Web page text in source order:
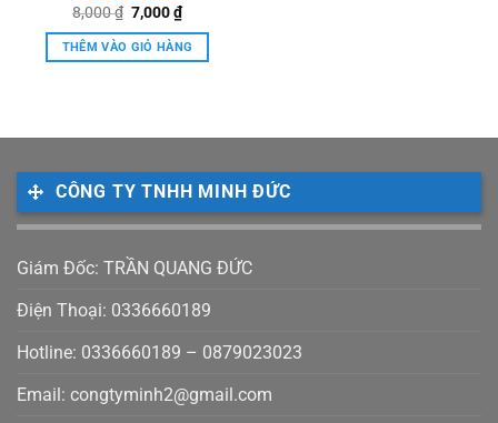
Được xếp
hạng5.00
5 sao
8,000₫ Giá
gốc
là:
8,000 ₫.
7,000₫Giá
hiện
tại
là:
THÊM VÀO GIỎ HÀNG
CÔNG TY TNHH MINH ĐỨC
Giám Đốc: TRẦN QUANG ĐỨC
Điện Thoại: 0336660189
Hotline: 0336660189 – 0879023023
Email: congtyminh2@gmail.com